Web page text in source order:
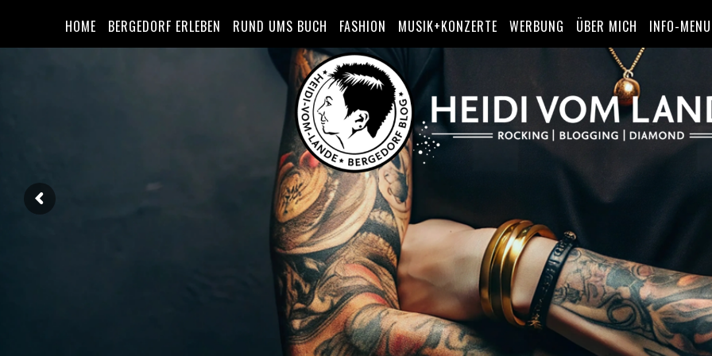
HOME BERGEDORF ERLEBEN RUND UMS BUCH FASHION MUSIK+KONZERTE WERBUNG ÜBER MICH INFO-